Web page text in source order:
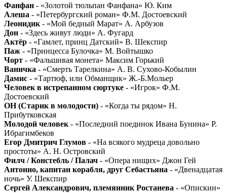
Фанфан - «Золотой тюльпан Фанфана» Ю. Ким
Алеша - «Петербургский роман» Ф.М. Достоевский
Леонидик - «Мой бедный Марат» А. Арбузов
Дон - «Здесь живут люди» А. Фугард
Актёр - «Гамлет, принц Датский» В. Шекспир
Паж - «Принцесса Булочка» М. Войтышко
Чорт - «Фальшивая монета» Максим Горький
Ваничка - «Смерть Тарелкина» А. В. Сухово-Кобылин
Дамис - «Тартюф, или Обманщик» Ж.-Б.Мольер
Человек в истрепанном сюртуке - «Игрок» Ф.М.
Достоевский
ОН (Старик в молодости) - «Когда ты рядом» Н.
Прибутковская
Молодой человек - «Последний поединок Ивана Бунина» Р.
Ибрагимбеков
Егор Дмитрич Глумов - «На всякого мудреца довольно
простоты» А. Н. Островский
Филч / Констебль / Палач - «Опера нищих» Джон Гей
Антонио, капитан корабля, друг Себастьяна - «Двенадцатая
ночь» У. Шекспир
Сергей Александрович, племянник Ростанева - «Опискин»